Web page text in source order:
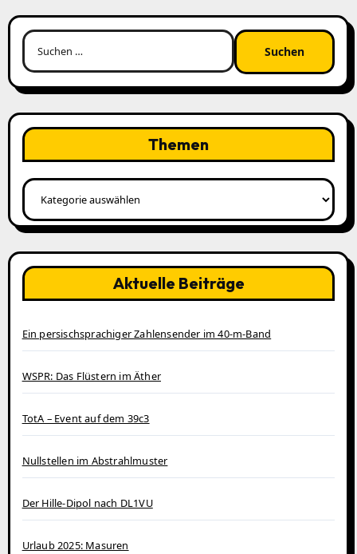
Suchen
nach:
Themen
Themen
Aktuelle Beiträge
Ein persischsprachiger Zahlensender im 40‑m‑Band
WSPR: Das Flüstern im Äther
TotA – Event auf dem 39c3
Nullstellen im Abstrahlmuster
Der Hille-Dipol nach DL1VU
Urlaub 2025: Masuren